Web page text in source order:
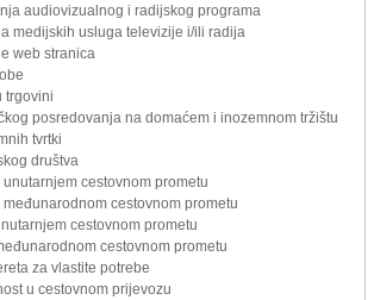
audiovizualnog i radijskog programa
medijskih usluga televizije i/ili radija
web stranica
trgovini
posredovanja na domaćem i inozemnom tržištu
tvrtki
društva
cestovnom prometu
cestovnom prometu
cestovnom prometu
cestovnom prometu
za vlastite potrebe
u cestovnom prijevozu